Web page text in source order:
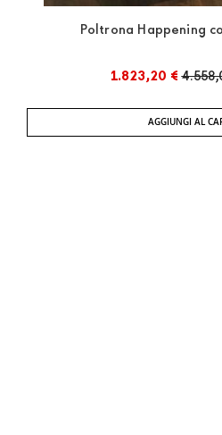
Poltrona Happening
1.823,20 €
AGGIUNGI AL